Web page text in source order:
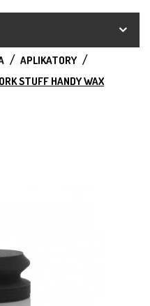
APLIKATORY
STUFF HANDY WAX